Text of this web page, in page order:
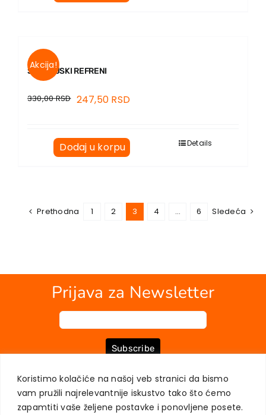
Koristimo kolačiće na našoj veb stranici da bismo
vam pružili najrelevantnije iskustvo tako što ćemo
zapamtiti vaše željene postavke i ponovljene posete.
Akcija!
SEMOLJSKI REFRENI
330,00RSD 247,50 RSD
Dodaj u korpu Details
Prethodna 1 2 3 4 … 6 Sledeća
Prijava za Newsletter
Subscribe
O NAMA KNJIGE MOJ NALOG KONTAKT
USLOVI KUPOVINE
ZAŠTITA PRIVATNOSTI KORISNIKA